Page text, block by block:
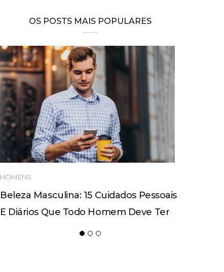
OS POSTS MAIS POPULARES
HOMENS
Beleza Masculina: 15 Cuidados Pessoais
E Diários Que Todo Homem Deve Ter